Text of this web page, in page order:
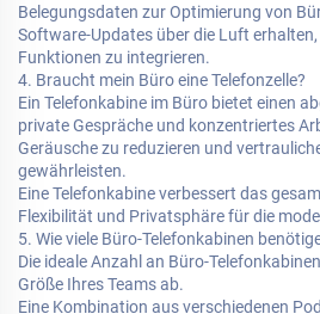
Belegungsdaten zur Optimierung von
Software-Updates über die Luft
Funktionen zu integrieren.
4. Braucht mein Büro eine Telefonzelle?
Ein Telefonkabine im Büro bietet einen
private Gespräche und konzentriertes
Geräusche zu reduzieren und
gewährleisten.
Eine Telefonkabine verbessert das
Flexibilität und Privatsphäre für die
5. Wie viele Büro-Telefonkabinen
Die ideale Anzahl an Büro-
Größe Ihres Teams ab.
Eine Kombination aus verschiedenen